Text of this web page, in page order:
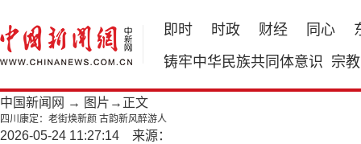
即时 时政 财经 同心
铸牢中华民族共同体意识 宗教
中国新闻网 → 图片 →正文
四川康定：老街焕新颜 古韵新风醉游人
2026-05-24 11:27:14 来源：